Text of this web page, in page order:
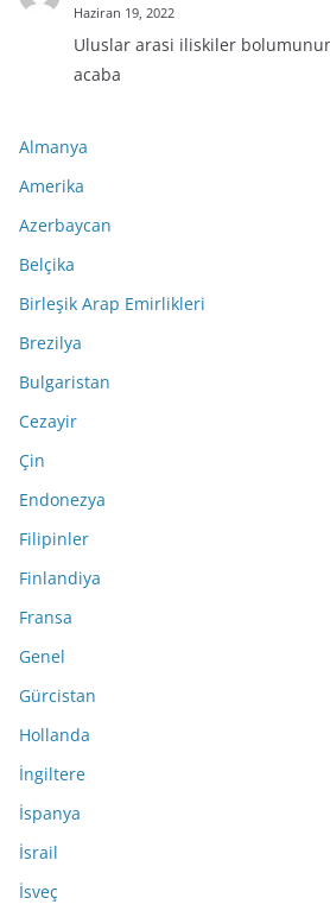
Haziran 19, 2022
Uluslar arasi iliskiler
acaba
Almanya
Amerika
Azerbaycan
Belçika
Birleşik Arap Emirlikleri
Brezilya
Bulgaristan
Cezayir
Çin
Endonezya
Filipinler
Finlandiya
Fransa
Genel
Gürcistan
Hollanda
İngiltere
İspanya
İsrail
İsveç